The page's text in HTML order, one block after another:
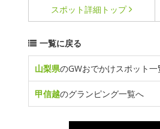
スポット詳細 トップ
一覧に戻る
山梨県のGWおでかけスポット一
甲信越のグランピング一覧へ